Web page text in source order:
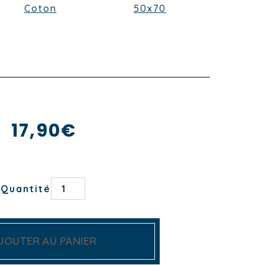
Coton 50x70
17,90€
Quantité
quantité
de
TORCHON
AU PANIER